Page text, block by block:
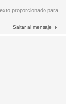
proporcionado para
Saltar al mensaje